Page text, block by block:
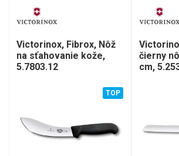
Victorinox, Fibrox, Nôž
na sťahovanie kože,
5.7803.12
TOP
čierny
cm,